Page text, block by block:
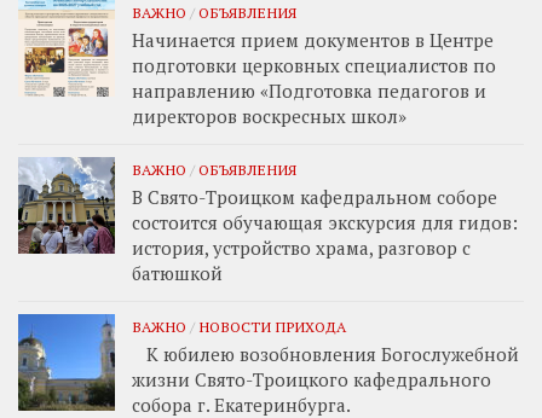
ВАЖНО / ОБЪЯВЛЕНИЯ
Начинается прием документов в Центре
подготовки церковных специалистов по
направлению «Подготовка педагогов и
директоров воскресных школ»
ВАЖНО / ОБЪЯВЛЕНИЯ
В Свято-Троицком кафедральном соборе
состоится обучающая экскурсия для гидов:
история, устройство храма, разговор с
батюшкой
ВАЖНО / НОВОСТИ ПРИХОДА
К юбилею возобновления Богослужебной
жизни Свято-Троицкого кафедрального
собора г. Екатеринбурга.